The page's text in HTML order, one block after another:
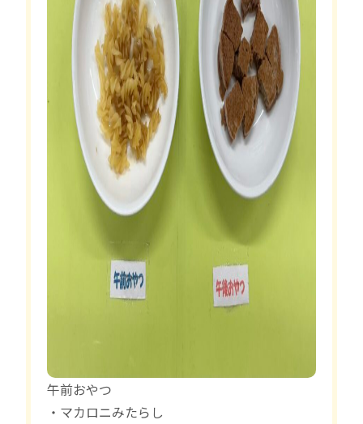
午前おやつ
・マカロニみたらし